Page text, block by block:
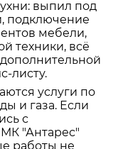
выпил под
подключение
мебели,
техники, всё
листу.
услуги по
и газа. Если
с
"Антарес"
работы не